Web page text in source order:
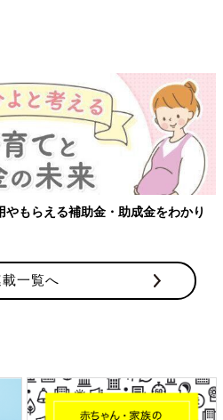
即答しました。でも、それ以外の
受けることが決まった文美さん。
入院するのはつらいだろうから
します。でも、自宅では一睡もで
われ、出産するしかない状況でし
前診断を受けて陽性なら堕胎もや
、“意味のない命など一つもな
けない考えで、夫を説得して検査
もしれない”と聞いた途端、うろた
にできたら…”と思ってしまって。
分を責め続けました」（文美さん）
もらえる補助金・助成金をわかり
一覧へ